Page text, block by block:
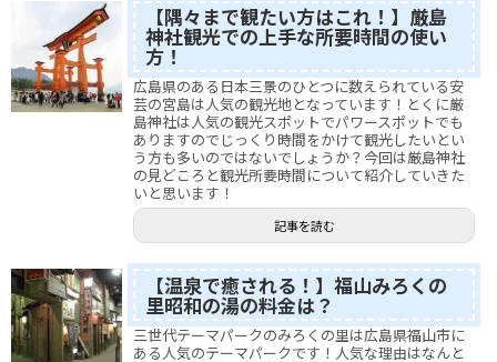
【隅々まで観たい方はこれ！】厳島
神社観光での上手な所要時間の使い
方！
広島県のある日本三景のひとつに数えられている安
芸の宮島は人気の観光地となっています！とくに厳
島神社は人気の観光スポットでパワースポットでも
ありますのでじっくり時間をかけて観光したいとい
う方も多いのではないでしょうか？今回は厳島神社
の見どころと観光所要時間について紹介していきた
いと思います！
記事を読む
【温泉で癒される！】福山みろくの
里昭和の湯の料金は？
三世代テーマパークのみろくの里は広島県福山市に
ある人気のテーマパークです！人気な理由はなんと